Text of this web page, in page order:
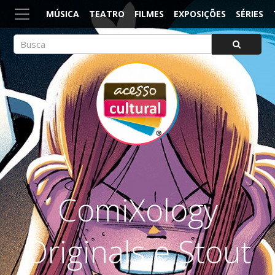
MÚSICA TEATRO FILMES EXPOSIÇÕES SÉRIES
ACESSO CULTURAL
Arte, Cultura Pop e Entretenimento
ComiXology
Originals e Stout